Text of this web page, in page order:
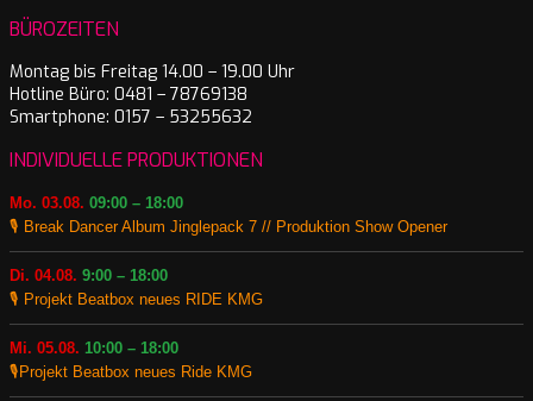
BÜROZEITEN
Montag bis Freitag 14.00 – 19.00 Uhr
Hotline Büro: 0481 – 78769138
Smartphone: 0157 – 53255632
INDIVIDUELLE PRODUKTIONEN
Mo. 03.08. 09:00 – 18:00
🎙️ Break Dancer Album Jinglepack 7 // Produktion Show Opener
Di. 04.08. 9:00 – 18:00
🎙️ Projekt Beatbox neues RIDE KMG
Mi. 05.08. 10:00 – 18:00
🎙️Projekt Beatbox neues Ride KMG